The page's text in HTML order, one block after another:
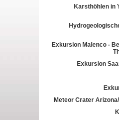
Karsthöhlen in
Exkursion Malenco -
Exkursion
Meteor Crater